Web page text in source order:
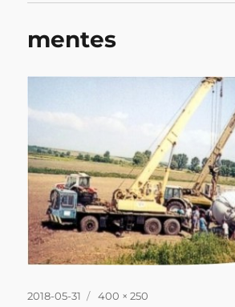
mentes
Közzétéve
2018-05-31
Teljes
400 × 250